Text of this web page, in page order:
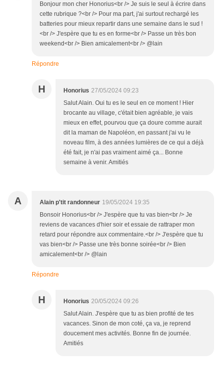
Bonjour mon cher Honorius<br /> Je suis le seul à écrire dans
cette rubrique ?<br /> Pour ma part, j'ai surtout rechargé les
batteries pour mieux repartir dans une semaine dans le sud !
<br /> J'espère que tu es en forme<br /> Passe un très bon
weekend<br /> Bien amicalement<br /> @lain
Répondre
H Honorius 27/05/2024 09:23
Salut Alain. Oui tu es le seul en ce moment ! Hier
brocante au village, c'était bien agréable, je vais
mieux en effet, pourvou que ça doure comme aurait
dit la maman de Napoléon, en passant j'ai vu le
noveau film, à des années lumières de ce qui a déjà
été fait, je n'ai pas vraiment aimé ça... Bonne
semaine à venir. Amitiés
A Alain p'tit randonneur 19/05/2024 19:35
Bonsoir Honorius<br /> J'espère que tu vas bien<br /> Je
reviens de vacances d'hier soir et essaie de rattraper mon
retard pour répondre aux commentaire.<br /> J'espère que tu
vas bien<br /> Passe une très bonne soirée<br /> Bien
amicalement<br /> @lain
Répondre
H Honorius 20/05/2024 09:26
Salut Alain. J'espère que tu as bien profité de tes
vacances. Sinon de mon coté, ça va, je reprend
doucement mes activités. Bonne fin de journée.
Amitiés